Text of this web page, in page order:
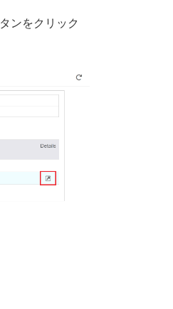
ンをクリック